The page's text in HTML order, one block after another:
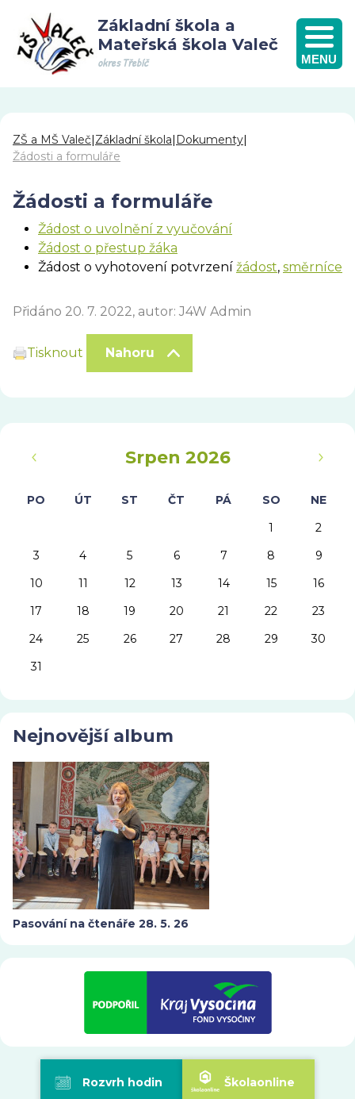
Základní škola a
Mateřská škola Valeč
okres Třebíč MENU
ZŠ a MŠ Valeč|Základní škola| Dokumenty|
Žádosti a formuláře
Žádosti a formuláře
Žádost o uvolnění z vyučování
Žádost o přestup žáka
Žádost o vyhotovení potvrzení žádost, směrníce
Přidáno 20. 7. 2022, autor: J4W Admin
Tisknout Nahoru
Srpen 2026
PO ÚT ST ČT PÁ SO
NE
1
2
3
4 5 6 7 8
9
10
11 12 13 14 15
16
17
18 19 20 21 22
23
24
25 26 27 28 29
30
31
Nejnovější album
Pasování na čtenáře 28. 5. 26
Rozvrh hodin Školaonline